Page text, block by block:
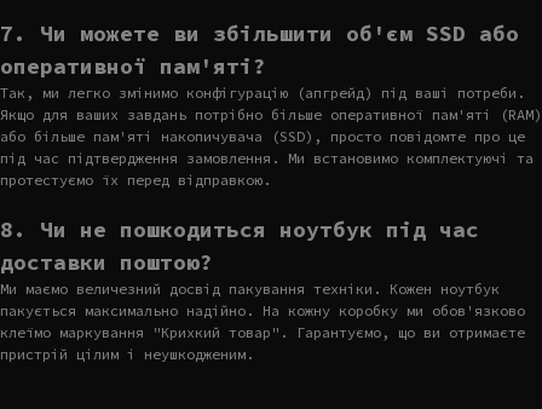
7. Чи можете ви збільшити об'єм SSD або
оперативної пам'яті?
Так, ми легко змінимо конфігурацію (апгрейд) під ваші потреби.
Якщо для ваших завдань потрібно більше оперативної пам'яті (RAM)
або більше пам'яті накопичувача (SSD), просто повідомте про це
під час підтвердження замовлення. Ми встановимо комплектуючі та
протестуємо їх перед відправкою.
8. Чи не пошкодиться ноутбук під час
доставки поштою?
Ми маємо величезний досвід пакування техніки. Кожен ноутбук
пакується максимально надійно. На кожну коробку ми обов'язково
клеїмо маркування "Крихкий товар". Гарантуємо, що ви отримаєте
пристрій цілим і неушкодженим.